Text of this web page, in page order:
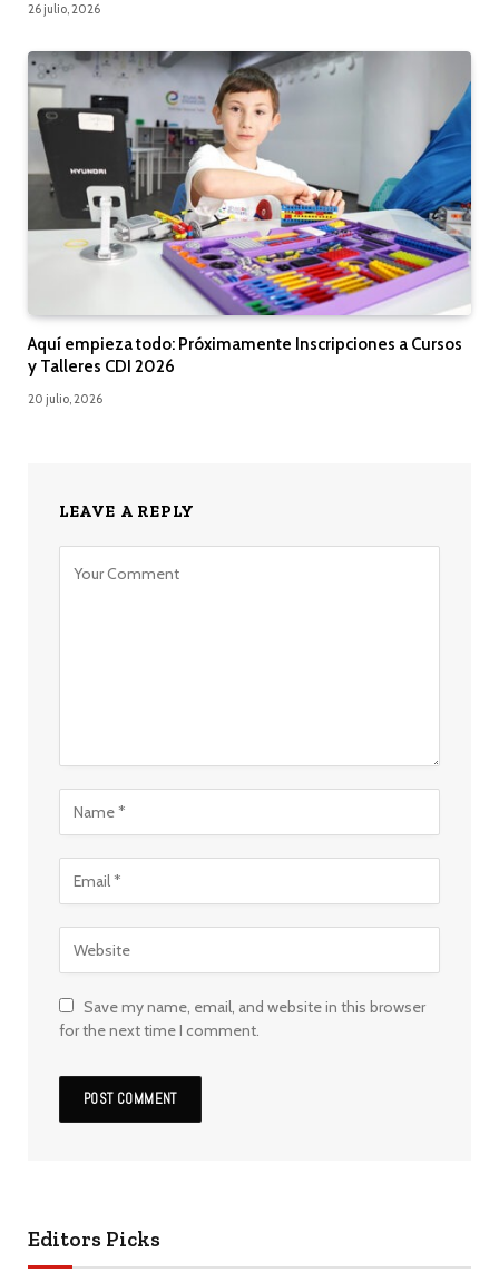
26 julio, 2026
Aquí empieza todo: Próximamente Inscripciones a Cursos
y Talleres CDI 2026
20 julio, 2026
LEAVE A REPLY
Save my name, email, and website in this browser
for the next time I comment.
Editors Picks